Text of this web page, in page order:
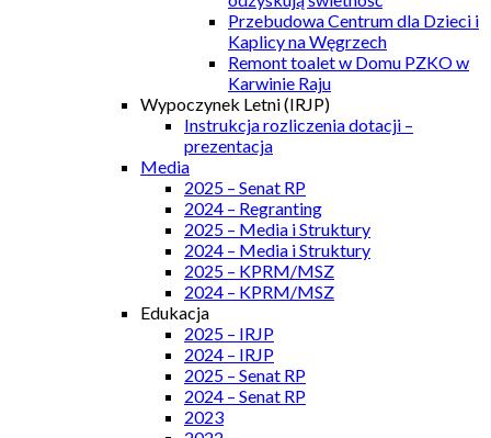
Przebudowa Centrum dla Dzieci i
Kaplicy na Węgrzech
Remont toalet w Domu PZKO w
Karwinie Raju
Wypoczynek Letni (IRJP)
Instrukcja rozliczenia dotacji –
prezentacja
Media
2025 – Senat RP
2024 – Regranting
2025 – Media i Struktury
2024 – Media i Struktury
2025 – KPRM/MSZ
2024 – KPRM/MSZ
Edukacja
2025 – IRJP
2024 – IRJP
2025 – Senat RP
2024 – Senat RP
2023